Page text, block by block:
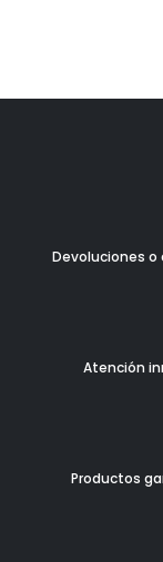
Devoluciones
Atención
Productos